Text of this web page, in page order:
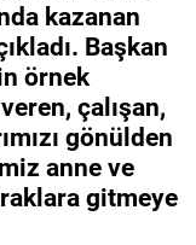
kazanan
Başkan
örnek
çalışan,
gönülden
anne ve
gitmeye